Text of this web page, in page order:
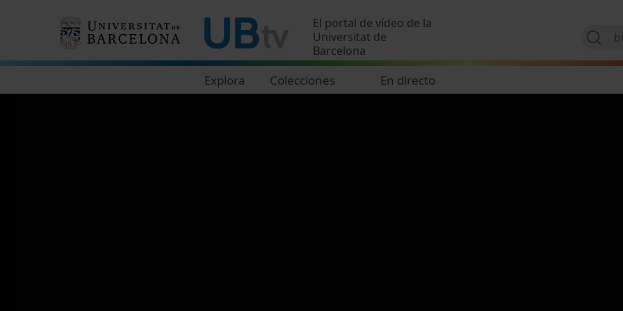
El portal de vídeo de la
Universitat de
Barcelona
Explora Colecciones En directo